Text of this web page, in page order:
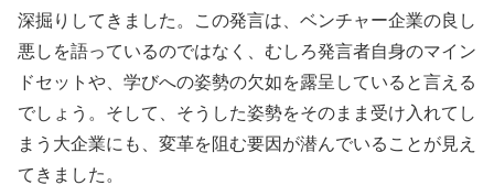
深掘りしてきました。この発言は、ベンチャー企業の良し
悪しを語っているのではなく、むしろ発言者自身のマイン
ドセットや、学びへの姿勢の欠如を露呈していると言える
でしょう。そして、そうした姿勢をそのまま受け入れてし
まう大企業にも、変革を阻む要因が潜んでいることが見え
てきました。